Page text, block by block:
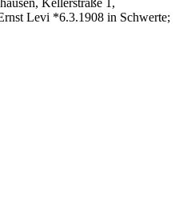
Levi *6.3.1908 in Schwerte;